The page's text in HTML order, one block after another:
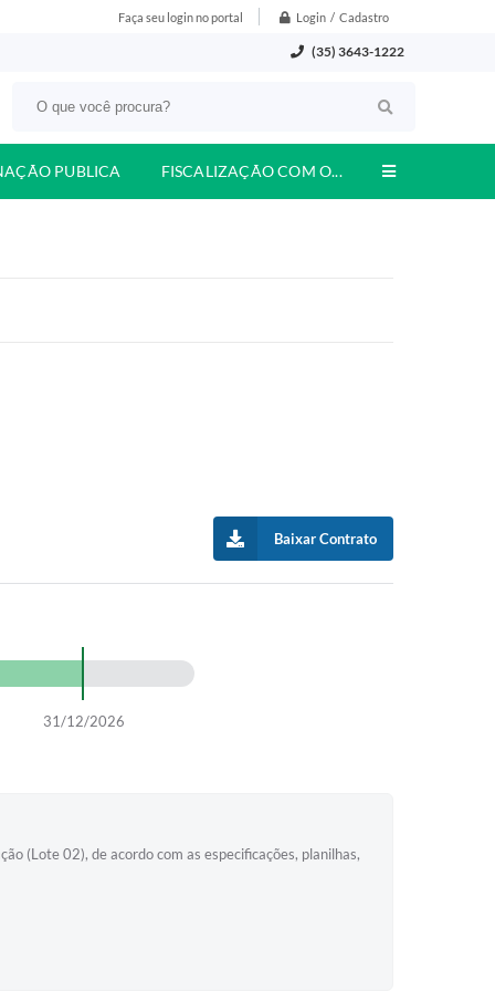
Faça seu login no portal Login / Cadastro
(35) 3643-1222
PUBLICA FISCALIZAÇÃO COM O...
Baixar Contrato
31/12/2026
(Lote 02), de acordo com as especificações, planilhas,